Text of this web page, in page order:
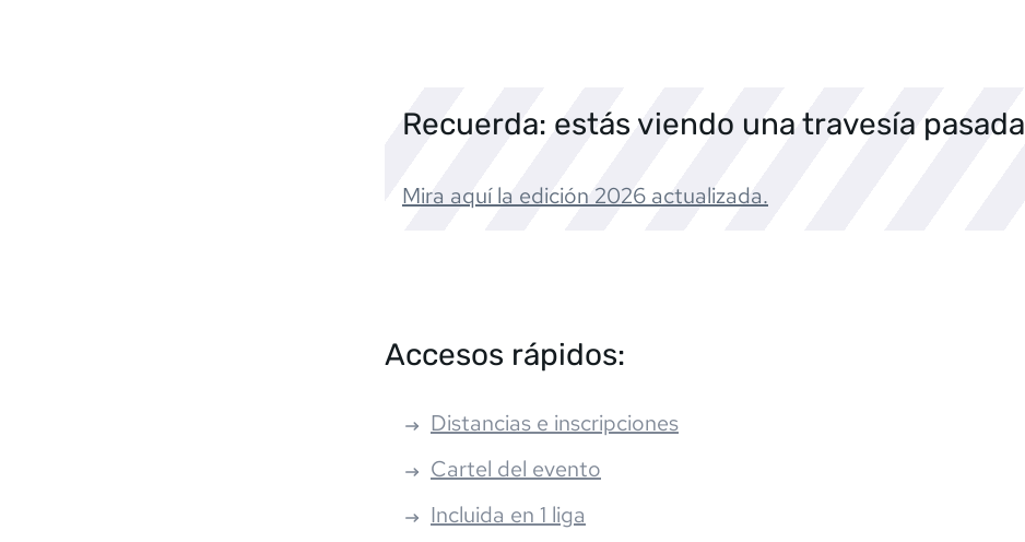
Recuerda: estás viendo una travesía pasada
Mira aquí la edición 2026 actualizada.
Accesos rápidos:
Distancias e inscripciones
Cartel del evento
Incluida en 1 liga